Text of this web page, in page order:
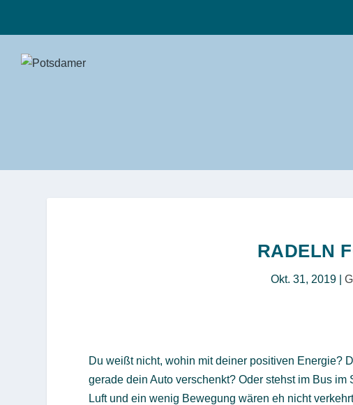
RADELN
Okt. 31, 2019|
Du weißt nicht, wohin mit deiner positiven Energie?
gerade dein Auto verschenkt? Oder stehst im Bus
Luft und ein wenig Bewegung wären eh nicht